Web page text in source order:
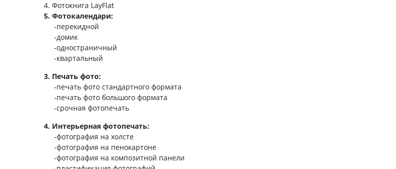
4. Фотокнига LayFlat
5. Фотокалендари:
-перекидной
-домик
-одностраничный
-квартальный
3. Печать фото:
-печать фото стандартного формата
-печать фото большого формата
-срочная фотопечать
4. Интерьерная фотопечать:
-фотография на холсте
-фотография на пенокартоне
-фотография на композитной панели